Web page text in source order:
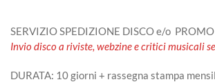
SERVIZIO SPEDIZIONE DISCO e/o
Invio disco a riviste, webzine e critici musicali
DURATA: 10 giorni + rassegna stampa